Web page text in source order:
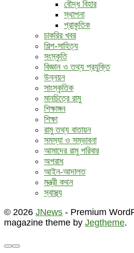
বৌদ্ধ ‍বিহার
স্থাপনা
প্রাকৃতিক
চাকরির খবর
শিল্প-সাহিত্য
সংস্কৃতি
বিজ্ঞান ও তথ্য প্রযুক্তি
উন্নয়ন
সাংস্কৃতিক
মানচিত্রে রামু
শিক্ষাঙ্গন
শিক্ষা
রামু তথ্য বাতায়ন
সমস্যা ও সম্ভাবনা
আমাদের রামু পরিবার
অপরাধ
আইন-আদালত
মন্ত্রী কথন
স্বাস্থ্য
© 2026 JNews - Premium
magazine theme by Jegtheme.